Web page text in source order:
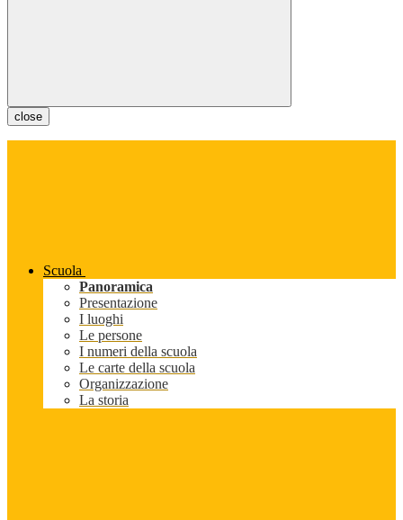
close
Scuola
Panoramica
Presentazione
I luoghi
Le persone
I numeri della scuola
Le carte della scuola
Organizzazione
La storia